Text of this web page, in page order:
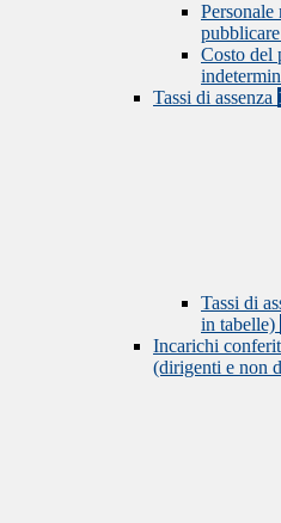
Personale
Costo del
Tassi di assenza
Tassi di
in tabelle)
Incarichi
(dirigenti e non